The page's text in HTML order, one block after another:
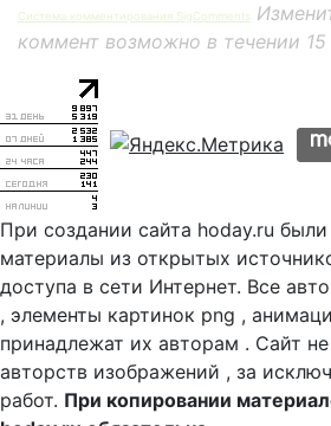
Система комментирования SigComments
коммент возможно в течении
При создании сайта hoday.ru
материалы из открытых
доступа в сети Интернет. Все
, элементы картинок png ,
принадлежат их авторам . Сайт
авторств изображений , за
работ. При копировании